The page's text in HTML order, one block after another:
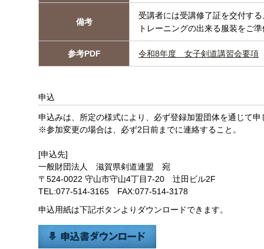
備考
受講者には受講修了証を交付する
トレーニングの出来る服装をご
参考PDF 令和8年度 女子剣道講習会要項
申込
申込みは、所定の様式により、必ず登録加盟団体を通じて申
※参加変更の場合は、必ず2日前までに連絡すること。
[申込先]
一般財団法人 滋賀県剣道連盟 宛
〒524-0022 守山市守山4丁目7-20 辻田ビル2F
TEL:077-514-3165 FAX:077-514-3178
申込用紙は下記ボタンよりダウンロードできます。